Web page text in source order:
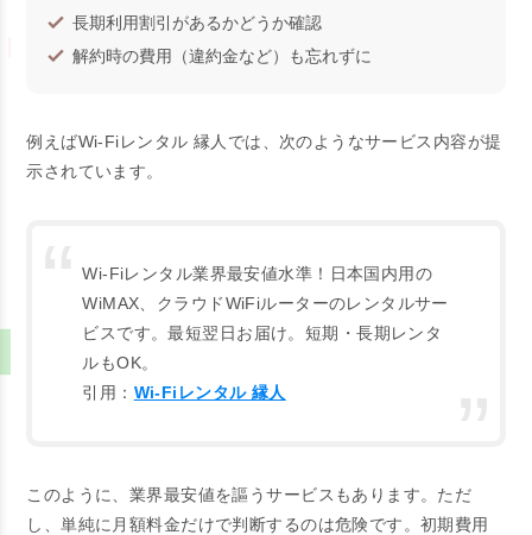
長期利用割引があるかどうか確認
解約時の費用（違約金など）も忘れずに
例えばWi-Fiレンタル 縁人では、次のようなサービス内容が提
示されています。
Wi-Fiレンタル業界最安値水準！日本国内用の
WiMAX、クラウドWiFiルーターのレンタルサー
ビスです。最短翌日お届け。短期・長期レンタ
ルもOK。
引用： Wi-Fiレンタル 縁人
このように、業界最安値を謳うサービスもあります。ただ
し、単純に月額料金だけで判断するのは危険です。初期費用